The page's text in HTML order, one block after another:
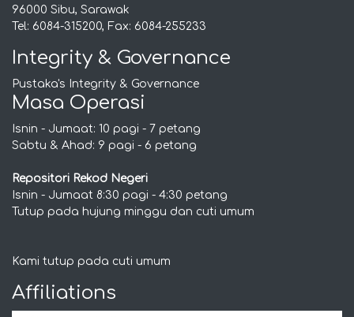
96000 Sibu, Sarawak
Tel: 6084-315200, Fax: 6084-255233
Integrity & Governance
Pustaka's Integrity & Governance
Masa Operasi
Isnin - Jumaat: 10 pagi - 7 petang
Sabtu & Ahad: 9 pagi - 6 petang
Repositori Rekod Negeri
Isnin - Jumaat 8:30 pagi - 4:30 petang
Tutup pada hujung minggu dan cuti umum
Kami tutup pada cuti umum
Affiliations